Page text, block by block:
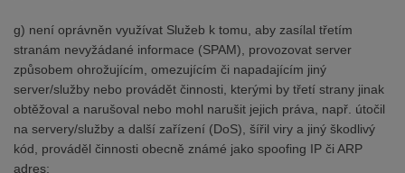
g) není oprávněn využívat Služeb k tomu, aby zasílal třetím
stranám nevyžádané informace (SPAM), provozovat server
způsobem ohrožujícím, omezujícím či napadajícím jiný
server/služby nebo provádět činnosti, kterými by třetí strany jinak
obtěžoval a narušoval nebo mohl narušit jejich práva, např. útočil
na servery/služby a další zařízení (DoS), šířil viry a jiný škodlivý
kód, prováděl činnosti obecně známé jako spoofing IP či ARP
adres;